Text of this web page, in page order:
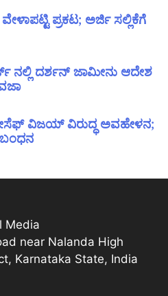
ವೇಳಾಪಟ್ಟಿ ಪ್ರಕಟ; ಅರ್ಜಿ ಸಲ್ಲಿಕೆಗೆ
ನಲ್ಲಿ ದರ್ಶನ್ ಜಾಮೀನು ಆದೇಶ
ವಿಜಯ್ ವಿರುದ್ಧ ಅವಹೇಳನ;
ಬಂಧನ
Media
near Nalanda High
Karnataka State, India